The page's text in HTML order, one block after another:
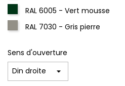
RAL 6005 - Vert mousse
RAL 7030 - Gris pierre
Sens d'ouverture